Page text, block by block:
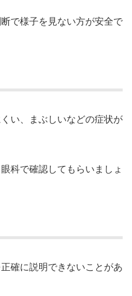
で様子を見ない方が安全で
い、まぶしいなどの症状が
科で確認してもらいましょ
確に説明できないことがあ